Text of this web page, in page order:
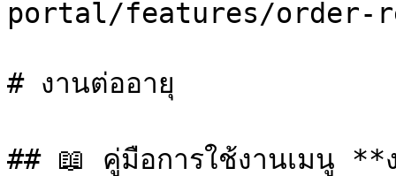
portal/features/order-
# งานต่ออายุ
## 📖 คู่มือการใช้งานเมนู **